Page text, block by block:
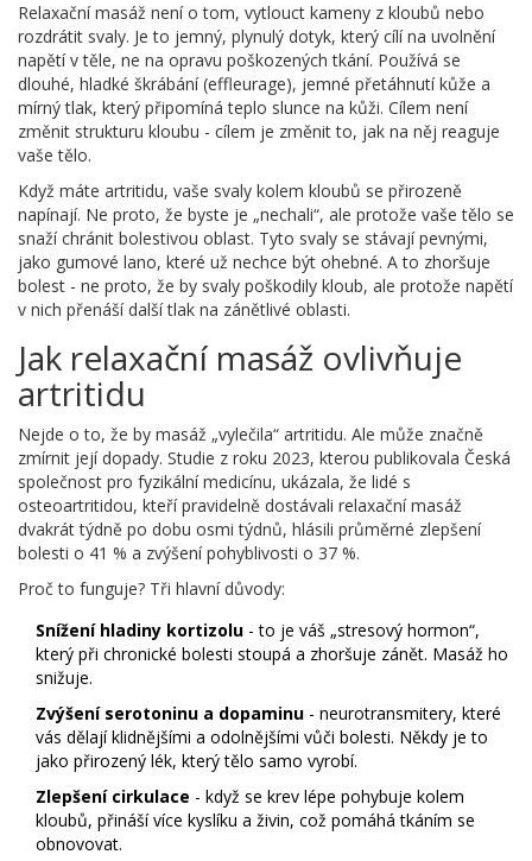
Relaxační masáž není o tom, vytlouct kameny z kloubů nebo
rozdrátit svaly. Je to jemný, plynulý dotyk, který cílí na uvolnění
napětí v těle, ne na opravu poškozených tkání. Používá se
dlouhé, hladké škrábání (effleurage), jemné přetáhnutí kůže a
mírný tlak, který připomíná teplo slunce na kůži. Cílem není
změnit strukturu kloubu - cílem je změnit to, jak na něj reaguje
vaše tělo.
Když máte artritidu, vaše svaly kolem kloubů se přirozeně
napínají. Ne proto, že byste je „nechali“, ale protože vaše tělo se
snaží chránit bolestivou oblast. Tyto svaly se stávají pevnými,
jako gumové lano, které už nechce být ohebné. A to zhoršuje
bolest - ne proto, že by svaly poškodily kloub, ale protože napětí
v nich přenáší další tlak na zánětlivé oblasti.
Jak relaxační masáž ovlivňuje
artritidu
Nejde o to, že by masáž „vylečila“ artritidu. Ale může značně
zmírnit její dopady. Studie z roku 2023, kterou publikovala Česká
společnost pro fyzikální medicínu, ukázala, že lidé s
osteoartritidou, kteří pravidelně dostávali relaxační masáž
dvakrát týdně po dobu osmi týdnů, hlásili průměrné zlepšení
bolesti o 41 % a zvýšení pohyblivosti o 37 %.
Proč to funguje? Tři hlavní důvody:
Snížení hladiny kortizolu - to je váš „stresový hormon“,
který při chronické bolesti stoupá a zhoršuje zánět. Masáž ho
snižuje.
Zvýšení serotoninu a dopaminu - neurotransmitery, které
vás dělají klidnějšími a odolnějšími vůči bolesti. Někdy je to
jako přirozený lék, který tělo samo vyrobí.
Zlepšení cirkulace - když se krev lépe pohybuje kolem
kloubů, přináší více kyslíku a živin, což pomáhá tkáním se
obnovovat.